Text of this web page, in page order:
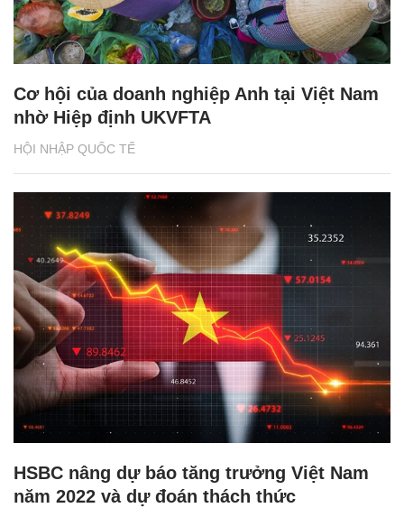
HỘI NHẬP QUỐC TẾ
Cơ hội của doanh nghiệp Anh tại Việt Nam
nhờ Hiệp định UKVFTA
HSBC nâng dự báo tăng trưởng Việt Nam
năm 2022 và dự đoán thách thức